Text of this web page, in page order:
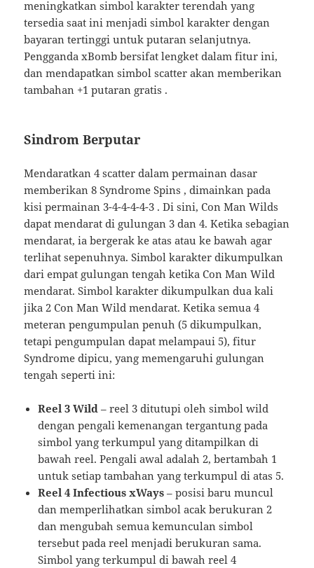
meningkatkan simbol karakter terendah yang
tersedia saat ini menjadi simbol karakter dengan
bayaran tertinggi untuk putaran selanjutnya.
Pengganda xBomb bersifat lengket dalam fitur ini,
dan mendapatkan simbol scatter akan memberikan
tambahan +1 putaran gratis .
Sindrom Berputar
Mendaratkan 4 scatter dalam permainan dasar
memberikan 8 Syndrome Spins , dimainkan pada
kisi permainan 3-4-4-4-4-3 . Di sini, Con Man Wilds
dapat mendarat di gulungan 3 dan 4. Ketika sebagian
mendarat, ia bergerak ke atas atau ke bawah agar
terlihat sepenuhnya. Simbol karakter dikumpulkan
dari empat gulungan tengah ketika Con Man Wild
mendarat. Simbol karakter dikumpulkan dua kali
jika 2 Con Man Wild mendarat. Ketika semua 4
meteran pengumpulan penuh (5 dikumpulkan,
tetapi pengumpulan dapat melampaui 5), fitur
Syndrome dipicu, yang memengaruhi gulungan
tengah seperti ini:
Reel 3 Wild – reel 3 ditutupi oleh simbol wild
dengan pengali kemenangan tergantung pada
simbol yang terkumpul yang ditampilkan di
bawah reel. Pengali awal adalah 2, bertambah 1
untuk setiap tambahan yang terkumpul di atas 5.
Reel 4 Infectious xWays – posisi baru muncul
dan memperlihatkan simbol acak berukuran 2
dan mengubah semua kemunculan simbol
tersebut pada reel menjadi berukuran sama.
Simbol yang terkumpul di bawah reel 4